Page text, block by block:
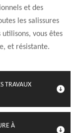
et des
les salissures
vous êtes
et résistante.
TRAVAUX
À